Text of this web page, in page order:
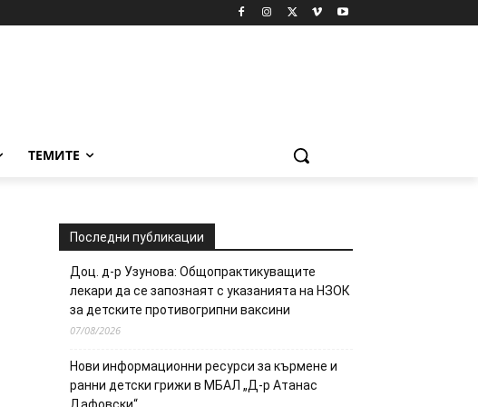
ТЕМИТЕ
Последни публикации
Доц. д-р Узунова: Общопрактикуващите
лекари да се запознаят с указанията на НЗОК
за детските противогрипни ваксини
07/08/2026
Нови информационни ресурси за кърмене и
ранни детски грижи в МБАЛ „Д-р Атанас